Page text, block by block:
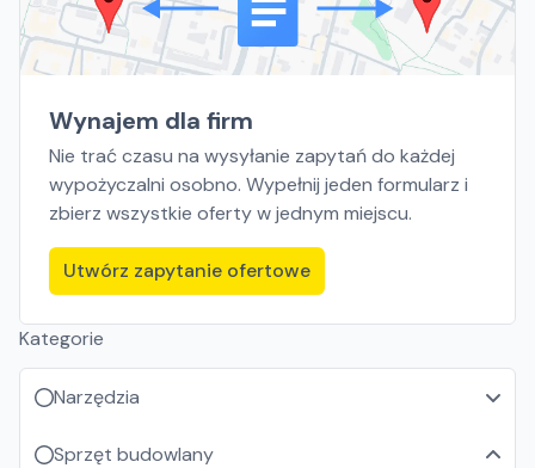
Wynajem dla firm
Nie trać czasu na wysyłanie zapytań do każdej
wypożyczalni osobno. Wypełnij jeden formularz i
zbierz wszystkie oferty w jednym miejscu.
Utwórz zapytanie ofertowe
Kategorie
Narzędzia
Sprzęt budowlany